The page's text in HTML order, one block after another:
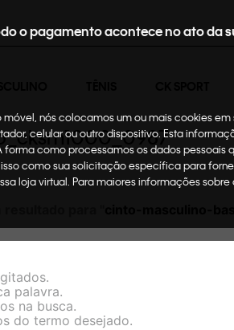
o pagamento acontece no ato da
nós colocamos um ou mais cookies
celular ou outro dispositivo. Esta
como processamos os dados pessoais
como sua solicitação específica para
loja virtual. Para maiores informações
palavra.
na busca.
do termo desejado.